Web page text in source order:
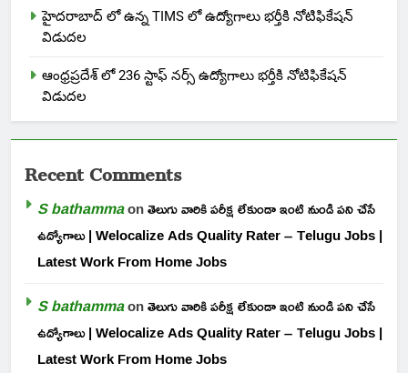
హైదరాబాద్ లో ఉన్న TIMS లో ఉద్యోగాలు భర్తీకి నోటిఫికేషన్
విడుదల
ఆంధ్రప్రదేశ్ లో 236 స్టాఫ్ నర్స్ ఉద్యోగాలు భర్తీకి నోటిఫికేషన్
విడుదల
Recent Comments
S bathammaonతెలుగు వారికి పరీక్ష లేకుండా ఇంటి నుండి పని చేసే
ఉద్యోగాలు | Welocalize Ads Quality Rater – Telugu Jobs |
Latest Work From Home Jobs
S bathammaonతెలుగు వారికి పరీక్ష లేకుండా ఇంటి నుండి పని చేసే
ఉద్యోగాలు | Welocalize Ads Quality Rater – Telugu Jobs |
Latest Work From Home Jobs